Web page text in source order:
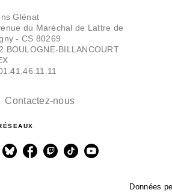
Glénat
du Maréchal de Lattre de
- CS 80269
BOULOGNE-BILLANCOURT
Contactez-nous
Données